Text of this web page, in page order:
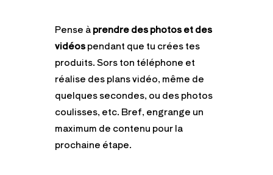
Pense àprendre des photos et des
vidéospendant que tu crées tes
produits. Sors ton téléphone et
réalise des plans vidéo, même de
quelques secondes, ou des photos
coulisses, etc. Bref, engrange un
maximum de contenu pour la
prochaine étape.